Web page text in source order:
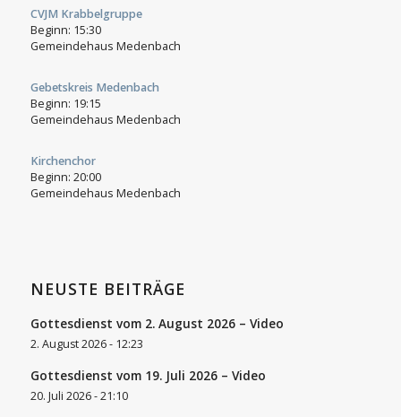
CVJM Krabbelgruppe
Beginn: 15:30
Gemeindehaus Medenbach
Gebetskreis Medenbach
Beginn: 19:15
Gemeindehaus Medenbach
Kirchenchor
Beginn: 20:00
Gemeindehaus Medenbach
NEUSTE BEITRÄGE
Gottesdienst vom 2. August 2026 – Video
2. August 2026 - 12:23
Gottesdienst vom 19. Juli 2026 – Video
20. Juli 2026 - 21:10